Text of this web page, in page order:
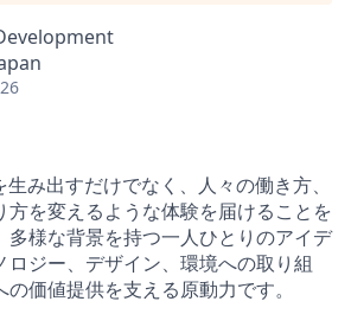
み出すだけでなく、人々の働き方、
方を変えるような体験を届けることを
多様な背景を持つ一人ひとりのアイデ
ロジー、デザイン、環境への取り組
価値提供を支える原動力です。